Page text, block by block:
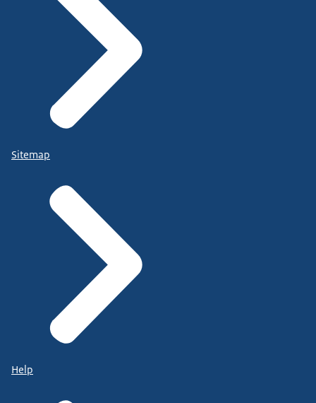
Sitemap
Help